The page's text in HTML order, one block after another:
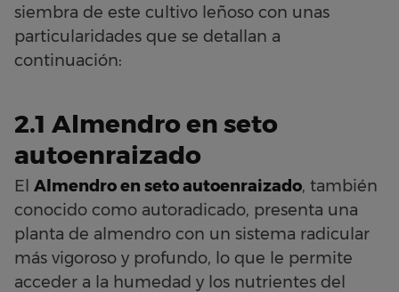
siembra de este cultivo leñoso con unas
particularidades que se detallan a
continuación:
2.1 Almendro en seto
autoenraizado
El Almendro en seto autoenraizado, también
conocido como autoradicado, presenta una
planta de almendro con un sistema radicular
más vigoroso y profundo, lo que le permite
acceder a la humedad y los nutrientes del